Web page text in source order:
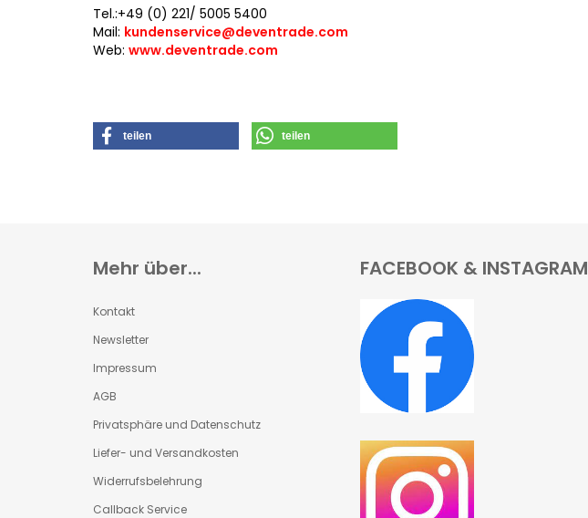
Tel.:+49 (0) 221/ 5005 5400
Mail: kundenservice@deventrade.com
Web: www.deventrade.com
teilen teilen
Mehr über...
Kontakt
Newsletter
Impressum
AGB
Privatsphäre und Datenschutz
Liefer- und Versandkosten
Widerrufsbelehrung
Callback Service
FACEBOOK & INSTAGRAM